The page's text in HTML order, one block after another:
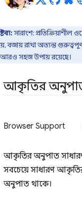
সারাংশ: প্রতিক্রিয়াশীল
বজায় রাখা অত্যন্ত
সহজ উপায় রয়েছে।
আকৃতির
Browser Support
আকৃতির অনুপাত সাধারণত
সবচেয়ে সাধারণ
অনুপাত থাকে।